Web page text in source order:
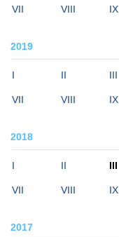
VII VIII IX
2019
I II III
VII VIII IX
2018
I II III
VII VIII IX
2017